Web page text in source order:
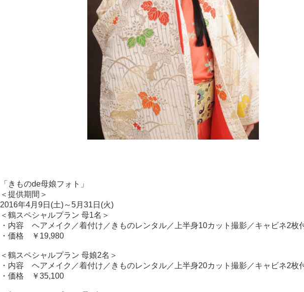
「きものde母娘フォト」
＜提供期間＞
2016年4月9日(土)～5月31日(火)
＜鶴スペシャルプラン 母1名＞
・内容 ヘアメイク／着付け／きものレンタル／上半身10カット撮影／キャビネ2枚
・価格 ￥19,980
＜鶴スペシャルプラン 母娘2名＞
・内容 ヘアメイク／着付け／きものレンタル／上半身20カット撮影／キャビネ2枚
・価格 ￥35,100